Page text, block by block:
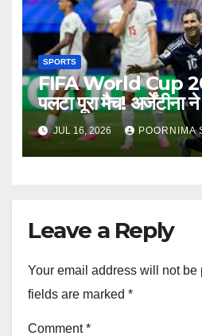
SPORTS
FIFA World Cup
पलटा पूरा मैच! अर्जेंटीना
हराकर लगातार दूसरी
जगह…
JUL 16, 2026 POORNIMA
Leave a Reply
Your email address will not be
fields are marked *
Comment*